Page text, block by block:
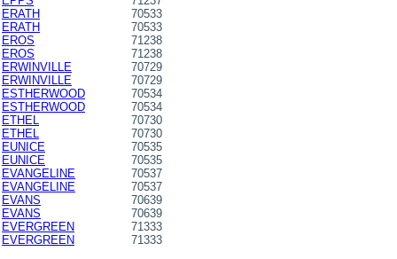
ERATH
70533
ERATH
70533
EROS
71238
EROS
71238
ERWINVILLE
70729
ERWINVILLE
70729
ESTHERWOOD
70534
ESTHERWOOD
70534
ETHEL
70730
ETHEL
70730
EUNICE
70535
EUNICE
70535
EVANGELINE
70537
EVANGELINE
70537
EVANS
70639
EVANS
70639
EVERGREEN
71333
EVERGREEN
71333